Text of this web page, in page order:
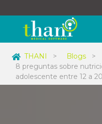
THANI > Blogs
>
8 preguntas sobre
adolescente entre 12 a